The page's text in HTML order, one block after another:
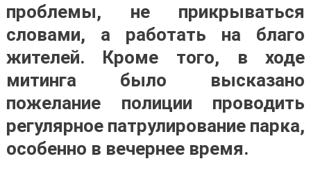
проблемы, не прикрываться
словами, а работать на благо
жителей. Кроме того, в ходе
митинга было высказано
пожелание полиции проводить
регулярное патрулирование парка,
особенно в вечернее время.